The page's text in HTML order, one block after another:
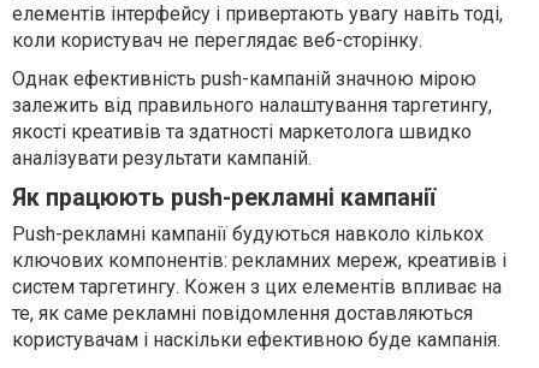
елементів інтерфейсу і привертають увагу навіть тоді,
коли користувач не переглядає веб-сторінку.
Однак ефективність push-кампаній значною мірою
залежить від правильного налаштування таргетингу,
якості креативів та здатності маркетолога швидко
аналізувати результати кампаній.
Як працюють push-рекламні кампанії
Push-рекламні кампанії будуються навколо кількох
ключових компонентів: рекламних мереж, креативів і
систем таргетингу. Кожен з цих елементів впливає на
те, як саме рекламні повідомлення доставляються
користувачам і наскільки ефективною буде кампанія.